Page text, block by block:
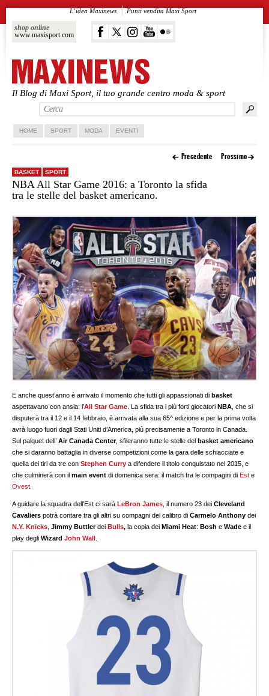
Il Blog di Maxi Sport, il tuo grande centro moda & sport
shop online
www.maxisport.com
L’idea Maxinews Punti vendita Maxi Sport
Vai al contenuto principale
Vai al contenuto secondario
HOME SPORT MODA EVENTI
Precedente Prossimo
BASKET SPORT
NBA All Star Game 2016: a Toronto la sfida
tra le stelle del basket americano.
E anche quest’anno è arrivato il momento che tutti gli appassionati di basket
aspettavano con ansia: l’All Star Game. La sfida tra i più forti giocatori NBA, che si
disputerà tra il 12 e il 14 febbraio, è arrivata alla sua 65^ edizione e per la prima volta
avrà luogo fuori dagli Stati Uniti d’America, più precisamente a Toronto in Canada.
Sul palquet dell’Air Canada Center, sfileranno tutte le stelle del basket americano
che si daranno battaglia in diverse competizioni come la gara delle schiacciate e
quella dei tiri da tre conStephen Curry a difendere il titolo conquistato nel 2015, e
che culminerà con ilmain event di domenica sera: il match tra le compagini di Est e
Ovest.
A guidare la squadra dell’Est ci sarà LeBron James, il numero 23 deiCleveland
Cavaliers potrà contare tra gli altri su compagni del calibro diCarmelo Anthony dei
N.Y. Knicks,Jimmy Buttlerdei Bulls, la copia dei Miami Heat: Bosh eWade e il
play degliWizard John Wall .